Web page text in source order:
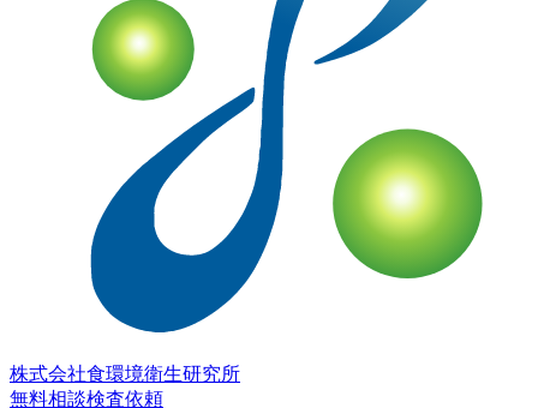
株式会社食環境衛生研究所
無料相談検査依頼